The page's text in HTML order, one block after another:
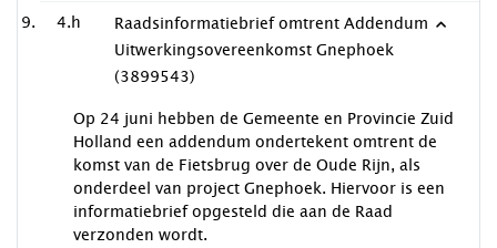
4.h
Raadsinformatiebrief omtrent Addendum
Uitwerkingsovereenkomst Gnephoek
(3899543)
Op 24 juni hebben de Gemeente en Provincie Zuid
Holland een addendum ondertekent omtrent de
komst van de Fietsbrug over de Oude Rijn, als
onderdeel van project Gnephoek. Hiervoor is een
informatiebrief opgesteld die aan de Raad
verzonden wordt.